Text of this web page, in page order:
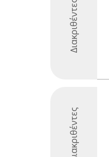
Διακριθέντες
Διακριθέντες